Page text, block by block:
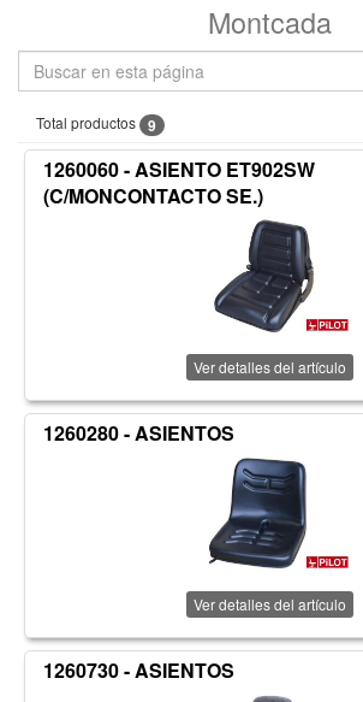
Montcada
Total productos 9
1260060 - ASIENTO ET902SW
(C/MONCONTACTO SE.)
Ver detalles del artículo
1260280 - ASIENTOS
Ver detalles del artículo
1260730 - ASIENTOS